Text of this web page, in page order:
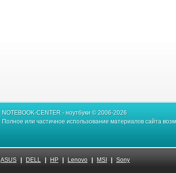
NOTEBOOK-CENTER - ноутбуки © 2006-2026
Полное или частичное использование материалов сайта
ASUS DELL HP Lenovo MSI Sony